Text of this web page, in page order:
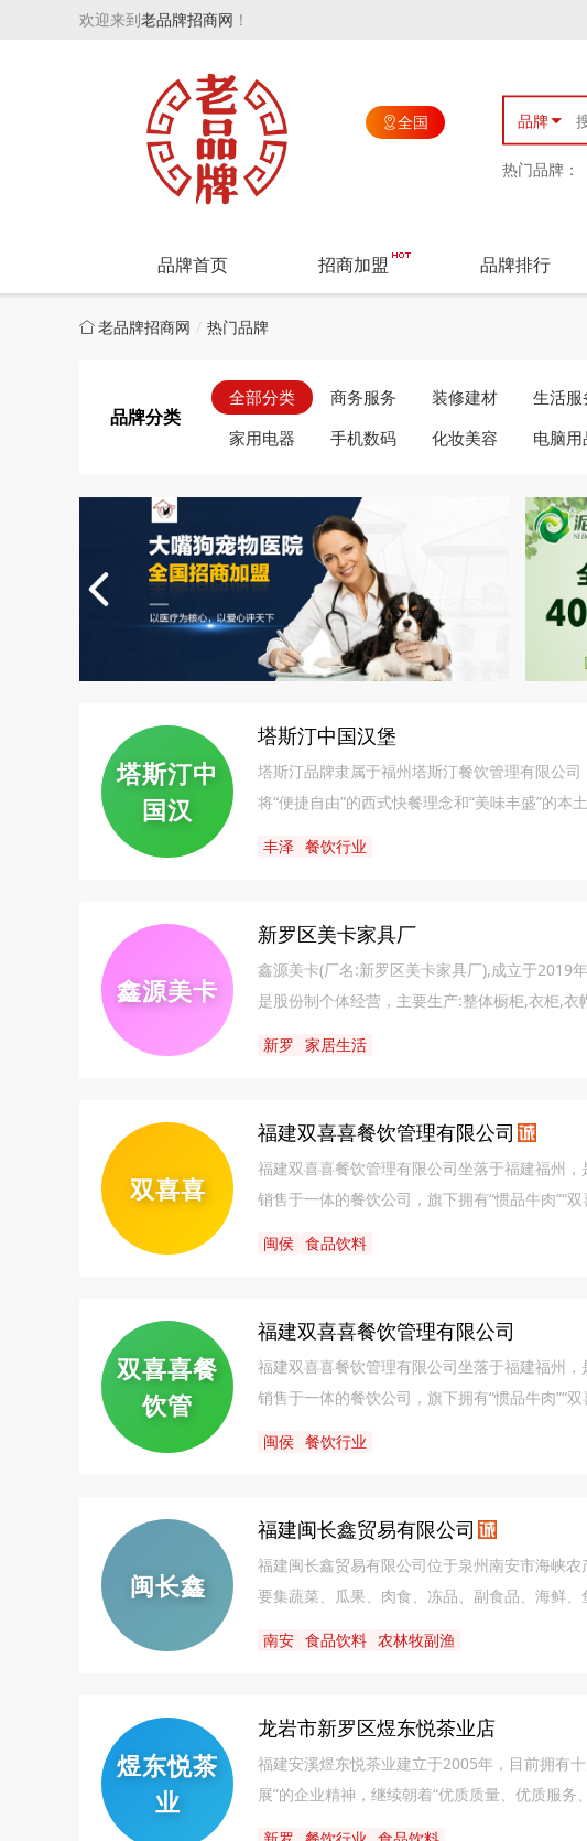
欢迎来到老品牌招商网 ！
全国 品牌
热门品牌：
品牌首页 招商加盟 品牌排行
老品牌招商网 热门品牌
品牌分类
全部分类 商务服务 装修建材 生活服
家用电器
手机数码 化妆美容 电脑用
塔斯汀中
国汉
塔斯汀中国汉堡
塔斯汀品牌隶属于福州塔斯汀餐饮管理有限公
将“便捷自由”的西式快餐理念和“美味丰盛”的
碑。塔斯汀专研特色产品体系，实现了全工艺
丰泽 餐饮行业
鑫源美卡
新罗区美卡家具厂
鑫源美卡(厂名:新罗区美卡家具厂),成立于2019
是股份制个体经营，主要生产:整体橱柜,衣柜,
柜，办公柜等全屋定制家居系列产品为主体。
新罗 家居生活
双喜喜
福建双喜喜餐饮管理有限公司
福建双喜喜餐饮管理有限公司坐落于福建福州
销售于一体的餐饮公司，旗下拥有“惯品牛肉”“
泉州一家名叫“一品汤”的乡间小店，老板祖辈
具盛名。「惯品牛肉」现系一家专注高品质泉
味与料理技艺，结合现代标准化的管理模式、
闽侯 食品饮料
双喜喜餐
饮管
福建双喜喜餐饮管理有限公司
福建双喜喜餐饮管理有限公司坐落于福建福州
销售于一体的餐饮公司，旗下拥有“惯品牛肉”“
泉州一家名叫“一品汤”的乡间小店，老板祖辈
闽侯 餐饮行业
闽长鑫
福建闽长鑫贸易有限公司
福建闽长鑫贸易有限公司位于泉州南安市海峡
要集蔬菜、瓜果、肉食、冻品、副食品、海鲜
南安 食品饮料 农林牧副渔
煜东悦茶
业
龙岩市新罗区煜东悦茶业店
福建安溪煜东悦茶业建立于2005年，目前拥有
展”的企业精神，继续朝着“优质质量、优质服务